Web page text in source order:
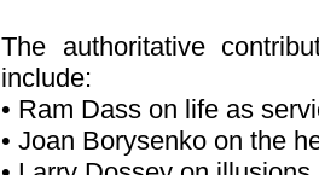
The authoritative
include:
• Ram Dass on life as
• Joan Borysenko on the